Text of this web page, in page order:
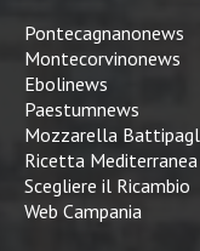
Pontecagnanonews
Montecorvinonews
Ebolinews
Paestumnews
Mozzarella
Ricetta Mediterranea
Scegliere il Ricambio
Web Campania